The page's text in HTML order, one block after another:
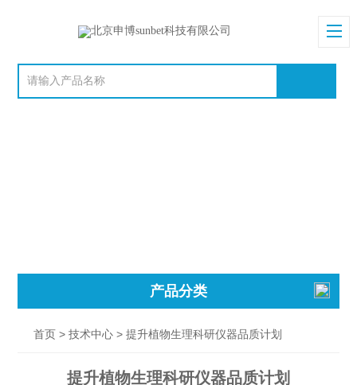
产品分类
首页 >技术中心 > 提升植物生理科研仪器品质计划
提升植物生理科研仪器品质计划